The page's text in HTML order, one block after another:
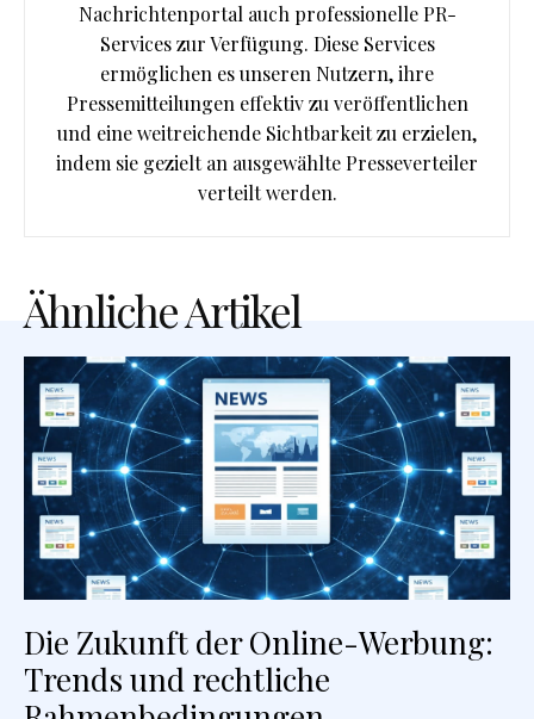
Nachrichtenportal auch professionelle PR-
Services zur Verfügung. Diese Services
ermöglichen es unseren Nutzern, ihre
Pressemitteilungen effektiv zu veröffentlichen
und eine weitreichende Sichtbarkeit zu erzielen,
indem sie gezielt an ausgewählte Presseverteiler
verteilt werden.
Ähnliche Artikel
Die Zukunft der Online-Werbung:
Trends und rechtliche